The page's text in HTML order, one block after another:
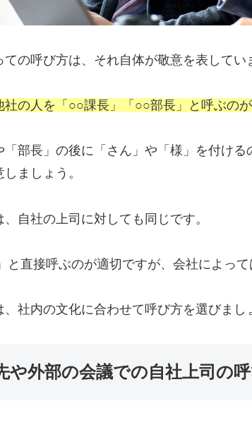
の呼び方は、それ自体が敬意を表してい
社の人を「○○課長」「○○部長」と呼ぶのが
「部長」の後に「さん」や「様」を付け
ましょう。
、自社の上司に対しても同じです。
と直接呼ぶのが適切ですが、会社によっ
、社内の文化に合わせて呼び方を選びまし
や外部の会議での自社上司の